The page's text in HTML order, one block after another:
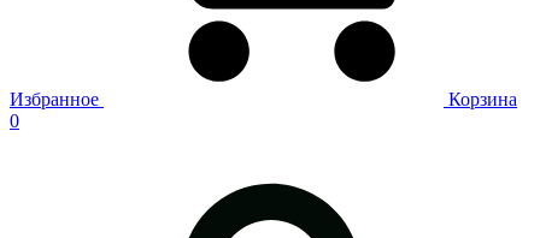
Избранное
Корзина
0